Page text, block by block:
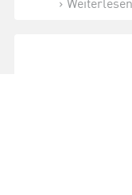
Weiterlesen